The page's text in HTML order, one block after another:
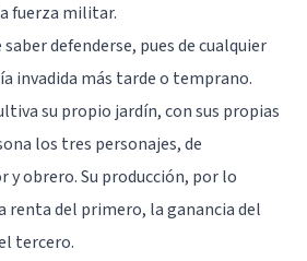
fuerza militar.
defenderse, pues de cualquier
invadida más tarde o temprano.
su propio jardín, con sus propias
los tres personajes, de
obrero. Su producción, por lo
renta del primero, la ganancia del
tercero.